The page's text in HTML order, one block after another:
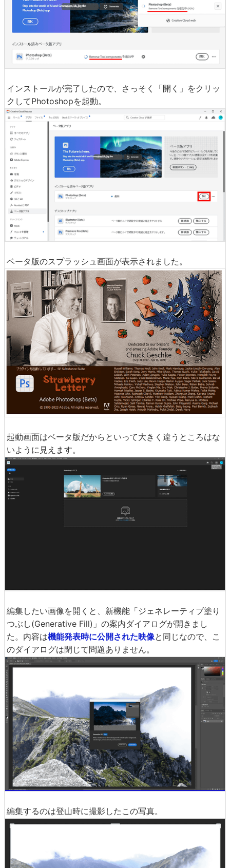
インストールが完了したので、さっそく「開く」をクリッ
クしてPhotoshopを起動。
ベータ版のスプラッシュ画面が表示されました。
起動画面はベータ版だからといって大きく違うところはな
いように見えます。
編集したい画像を開くと、新機能「ジェネレーティブ塗り
つぶし(Generative Fill)」の案内ダイアログが開きまし
た。内容は機能発表時に公開された映像と同じなので、こ
のダイアログは閉じて問題ありません。
編集するのは登山時に撮影したこの写真。